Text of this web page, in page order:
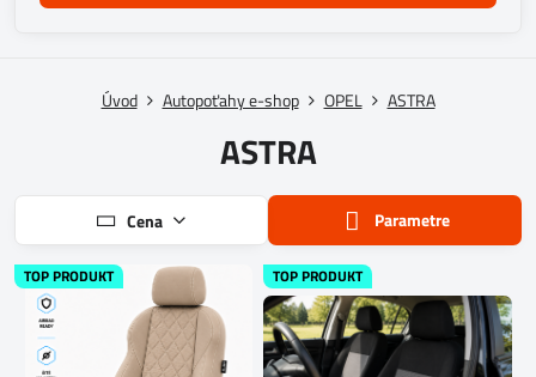
Úvod Autopoťahy e-shop OPEL ASTRA
ASTRA
Cena Parametre
TOP PRODUKT TOP PRODUKT